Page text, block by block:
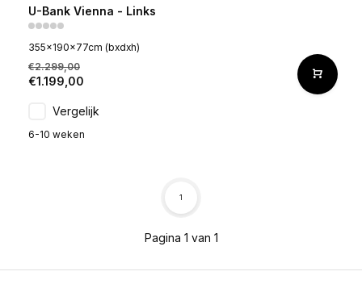
U-Bank Vienna - Links
355x190x77cm (bxdxh)
€2.299,00
€1.199,00
Vergelijk
6-10 weken
Pagina 1 van 1
1